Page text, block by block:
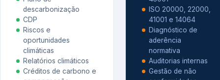
descarbonização
CDP
Riscos e
oportunidades
climáticas
Relatórios climáticos
Créditos de carbono e
ISO 20000, 22000,
41001 e 14064
Diagnóstico de
aderência
normativa
Auditorias internas
Gestão de não